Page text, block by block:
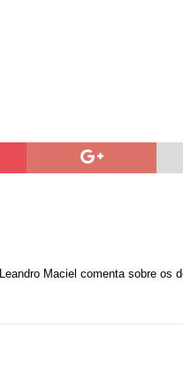
Leandro Maciel comenta sobre os